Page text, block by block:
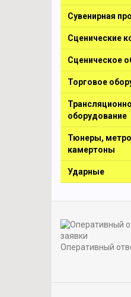
Сувенирная
Сценические
Сценическое
Торговое
оборудование
Тюнеры,
камертоны
Ударные
Оперативный